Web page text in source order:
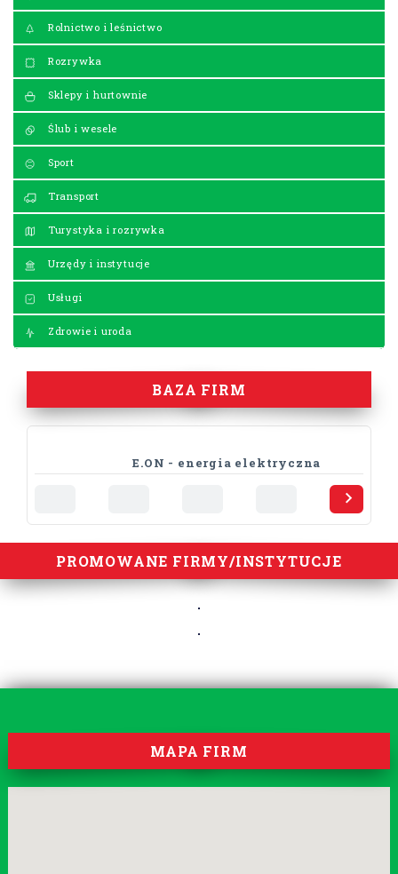
Rolnictwo i leśnictwo
Rozrywka
Sklepy i hurtownie
Ślub i wesele
Sport
Transport
Turystyka i rozrywka
Urzędy i instytucje
Usługi
Zdrowie i uroda
BAZA FIRM
E.ON - energia elektryczna
PROMOWANE FIRMY/INSTYTUCJE
MAPA FIRM